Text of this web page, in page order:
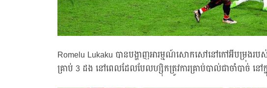
Romelu Lukaku បានបង្ហាញអារម្មណ៍សោកសៅនៅកៅអីបម្រុងរប
គ្រាប់ 3 ដង នៅពេលដែលបែលហ្ស៊ិកត្រូវការគ្រាប់បាល់ជាចាំបាច់ ន